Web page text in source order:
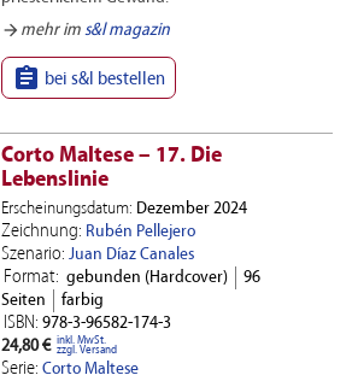
arrow_forward mehr im s&l magazin
 bei s&l bestellen
Corto Maltese – 17. Die
Lebenslinie
Erscheinungsdatum: Dezember 2024
Zeichnung: Rubén Pellejero
Szenario: Juan Díaz Canales
Format: gebunden (Hardcover)
96
Seiten
farbig
ISBN: 978-3-96582-174-3
24,80 € inkl. MwSt.
zzgl. Versand
Serie: Corto Maltese